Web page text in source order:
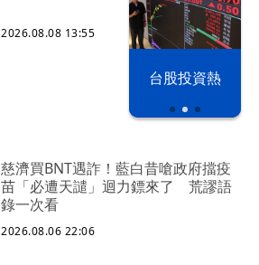
台股投資熱
2026.08.08 13:55
慈濟買BNT遇詐！藍白昔嗆政府擋疫
苗「必遭天譴」迴力鏢來了 荒謬語
錄一次看
2026.08.06 22:06